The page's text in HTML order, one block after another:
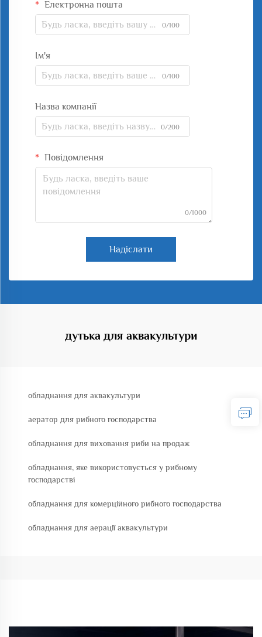
Електронна пошта
0/100
Ім'я
0/100
Назва компанії
0/200
Повідомлення
0/1000
Надіслати
дутька для аквакультури
обладнання для аквакультури
аератор для рибного господарства
обладнання для виховання риби на продаж
обладнання, яке використовується у рибному
господарстві
обладнання для комерційного рибного господарства
обладнання для аерації аквакультури